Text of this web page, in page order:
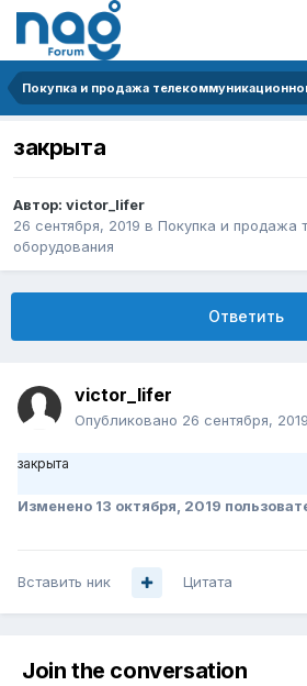
закрыта
Автор: victor_lifer
26 сентября, 2019 в Покупка и продажа
оборудования
Ответить
victor_lifer
Опубликовано 26 сентября, 2019
закрыта
Изменено 13 октября, 2019
Вставить ник Цитата
Join the conversation